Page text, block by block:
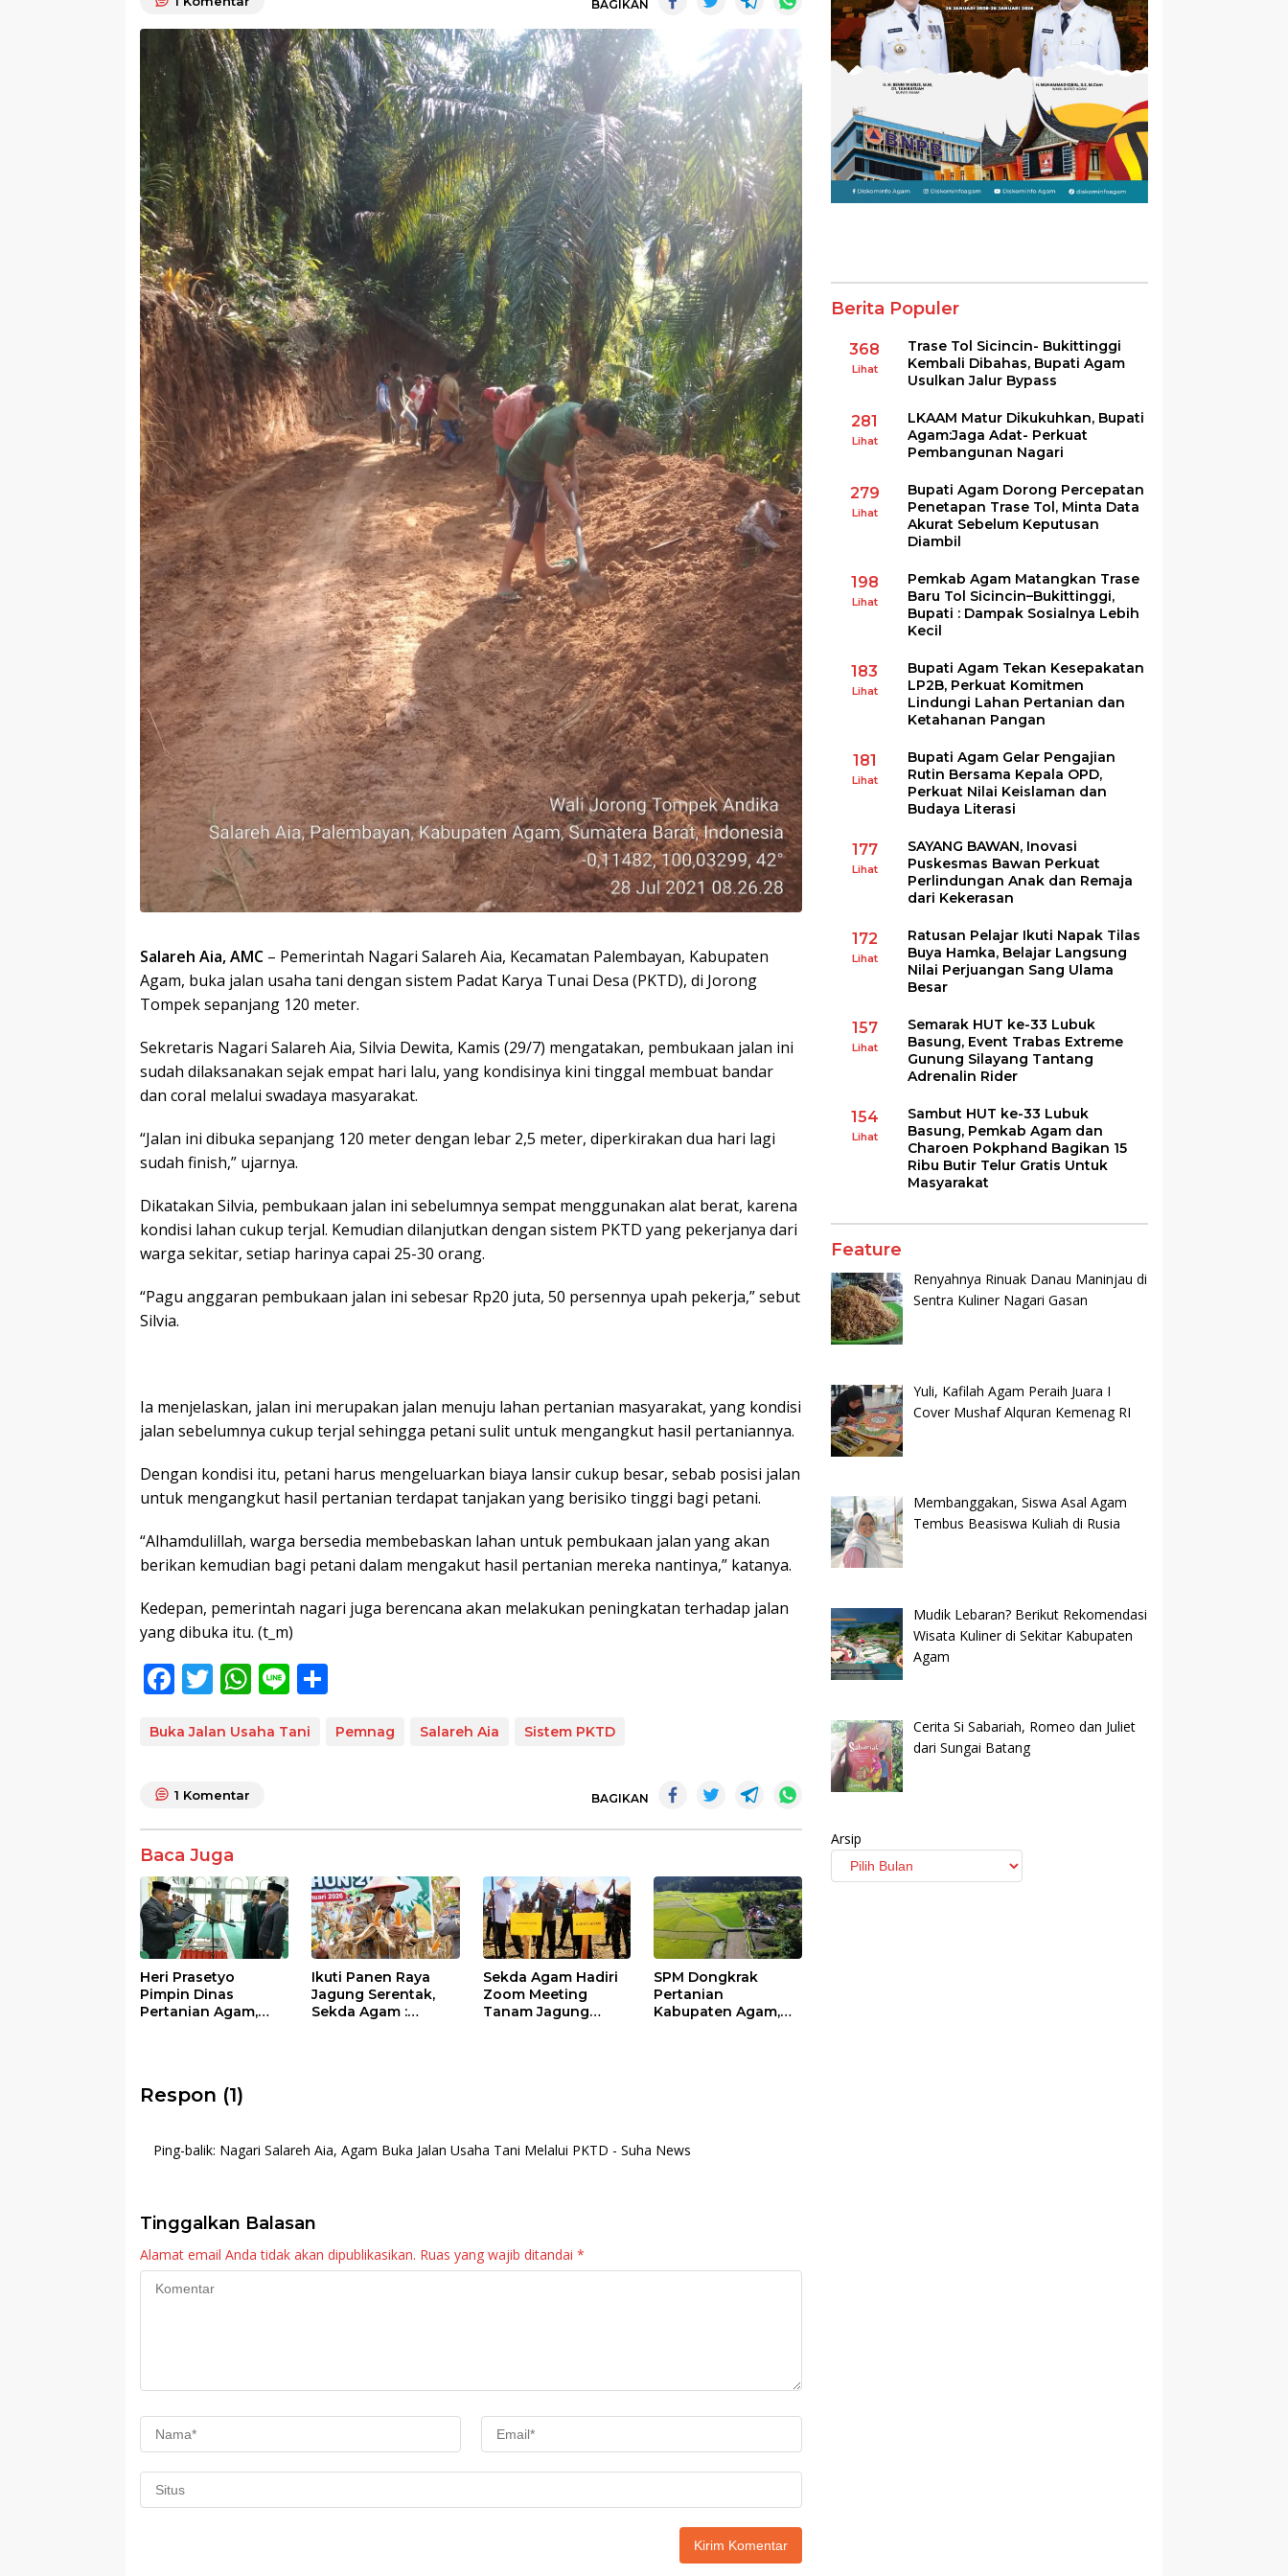
BAGIKAN
Salareh Aia, AMC – Pemerintah Nagari Salareh Aia, Kecamatan Palembayan, Kabupaten
Agam, buka jalan usaha tani dengan sistem Padat Karya Tunai Desa (PKTD), di Jorong
Tompek sepanjang 120 meter.
Sekretaris Nagari Salareh Aia, Silvia Dewita, Kamis (29/7) mengatakan, pembukaan jalan ini
sudah dilaksanakan sejak empat hari lalu, yang kondisinya kini tinggal membuat bandar
dan coral melalui swadaya masyarakat.
“Jalan ini dibuka sepanjang 120 meter dengan lebar 2,5 meter, diperkirakan dua hari lagi
sudah finish,” ujarnya.
Dikatakan Silvia, pembukaan jalan ini sebelumnya sempat menggunakan alat berat, karena
kondisi lahan cukup terjal. Kemudian dilanjutkan dengan sistem PKTD yang pekerjanya dari
warga sekitar, setiap harinya capai 25-30 orang.
“Pagu anggaran pembukaan jalan ini sebesar Rp20 juta, 50 persennya upah pekerja,” sebut
Silvia.
Ia menjelaskan, jalan ini merupakan jalan menuju lahan pertanian masyarakat, yang kondisi
jalan sebelumnya cukup terjal sehingga petani sulit untuk mengangkut hasil pertaniannya.
Dengan kondisi itu, petani harus mengeluarkan biaya lansir cukup besar, sebab posisi jalan
untuk mengangkut hasil pertanian terdapat tanjakan yang berisiko tinggi bagi petani.
“Alhamdulillah, warga bersedia membebaskan lahan untuk pembukaan jalan yang akan
berikan kemudian bagi petani dalam mengakut hasil pertanian mereka nantinya,” katanya.
Kedepan, pemerintah nagari juga berencana akan melakukan peningkatan terhadap jalan
yang dibuka itu. (t_m)
F
e
o
o
k
T
itt
W
at
p
Li
e ar
Buka Jalan Usaha Tani Pemnag Salareh Aia Sistem PKTD
1 Komentar BAGIKAN
Baca Juga
Heri Prasetyo
Pimpin Dinas
Pertanian Agam,
Ikuti Panen Raya
Jagung Serentak,
Sekda Agam :
Sekda Agam Hadiri
Zoom Meeting
Tanam Jagung
SPM Dongkrak
Pertanian
Kabupaten Agam,
Respon (1)
Ping-balik: Nagari Salareh Aia, Agam Buka Jalan Usaha Tani Melalui PKTD - Suha News
Tinggalkan Balasan
Alamat email Anda tidak akan dipublikasikan. Ruas yang wajib ditandai *
Berita Populer
368
Lihat
Trase Tol Sicincin- Bukittinggi
Kembali Dibahas, Bupati Agam
Usulkan Jalur Bypass
281
Lihat
LKAAM Matur Dikukuhkan, Bupati
Agam:Jaga Adat- Perkuat
Pembangunan Nagari
279
Lihat
Bupati Agam Dorong Percepatan
Penetapan Trase Tol, Minta Data
Akurat Sebelum Keputusan
Diambil
198
Lihat
Pemkab Agam Matangkan Trase
Baru Tol Sicincin–Bukittinggi,
Bupati : Dampak Sosialnya Lebih
Kecil
183
Lihat
Bupati Agam Tekan Kesepakatan
LP2B, Perkuat Komitmen
Lindungi Lahan Pertanian dan
Ketahanan Pangan
181
Lihat
Bupati Agam Gelar Pengajian
Rutin Bersama Kepala OPD,
Perkuat Nilai Keislaman dan
Budaya Literasi
177
Lihat
SAYANG BAWAN, Inovasi
Puskesmas Bawan Perkuat
Perlindungan Anak dan Remaja
dari Kekerasan
172
Lihat
Ratusan Pelajar Ikuti Napak Tilas
Buya Hamka, Belajar Langsung
Nilai Perjuangan Sang Ulama
Besar
157
Lihat
Semarak HUT ke-33 Lubuk
Basung, Event Trabas Extreme
Gunung Silayang Tantang
Adrenalin Rider
154
Lihat
Sambut HUT ke-33 Lubuk
Basung, Pemkab Agam dan
Charoen Pokphand Bagikan 15
Ribu Butir Telur Gratis Untuk
Masyarakat
Feature
Renyahnya Rinuak Danau Maninjau di
Sentra Kuliner Nagari Gasan
Yuli, Kafilah Agam Peraih Juara I
Cover Mushaf Alquran Kemenag RI
Membanggakan, Siswa Asal Agam
Tembus Beasiswa Kuliah di Rusia
Mudik Lebaran? Berikut Rekomendasi
Wisata Kuliner di Sekitar Kabupaten
Agam
Cerita Si Sabariah, Romeo dan Juliet
dari Sungai Batang
Arsip